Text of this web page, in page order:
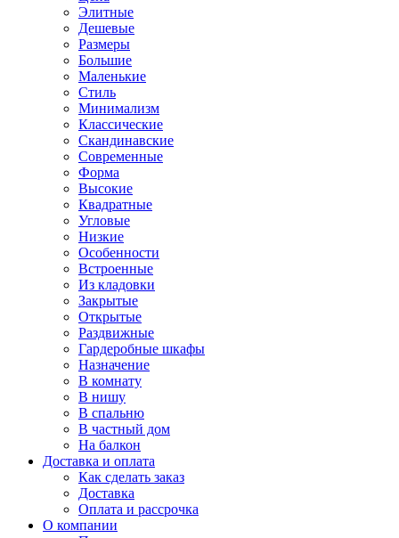
Элитные
Дешевые
Размеры
Большие
Маленькие
Стиль
Минимализм
Классические
Скандинавские
Современные
Форма
Высокие
Квадратные
Угловые
Низкие
Особенности
Встроенные
Из кладовки
Закрытые
Открытые
Раздвижные
Гардеробные шкафы
Назначение
В комнату
В нишу
В спальню
В частный дом
На балкон
Доставка и оплата
Как сделать заказ
Доставка
Оплата и рассрочка
О компании